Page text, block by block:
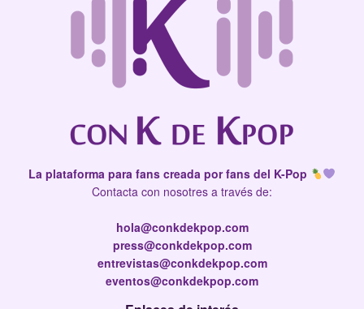
La plataforma para fans creada por fans del K-Pop
Contacta con nosotres a través de:
hola@conkdekpop.com
press@conkdekpop.com
entrevistas@conkdekpop.com
eventos@conkdekpop.com